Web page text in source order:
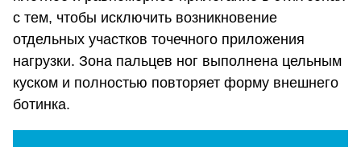
с тем, чтобы исключить возникновение
отдельных участков точечного приложения
нагрузки. Зона пальцев ног выполнена цельным
куском и полностью повторяет форму внешнего
ботинка.